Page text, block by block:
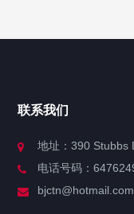
服务分类
联系我们
地址：390 Stubbs
电话号码：
bjctn@hotmail.com